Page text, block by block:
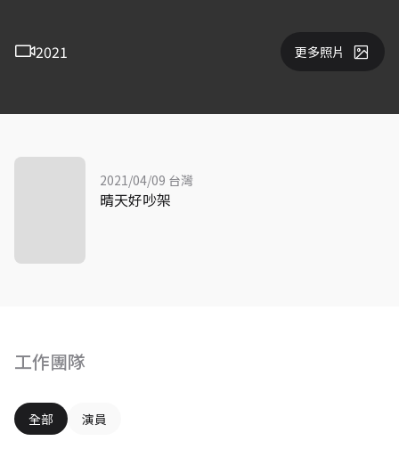
2021 更多照片
工作團隊
全部 演員
2021/04/09 台灣
晴天好吵架